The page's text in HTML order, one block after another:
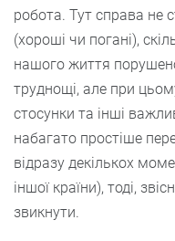
робота. Тут справа не
(хороші чи погані),
нашого життя
труднощі, але при
стосунки та інші
набагато простіше
відразу декількох
іншої країни), тоді,
звикнути.